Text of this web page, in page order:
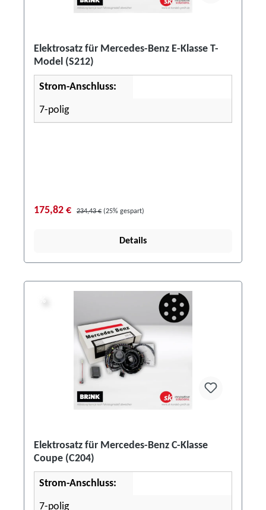
Elektrosatz für Mercedes-Benz E-Klasse T-
Model (S212)
Strom-Anschluss:
7-polig
175,82 € 234,43 € (25% gespart)
Details
Elektrosatz für Mercedes-Benz C-Klasse
Coupe (C204)
Strom-Anschluss:
7-polig